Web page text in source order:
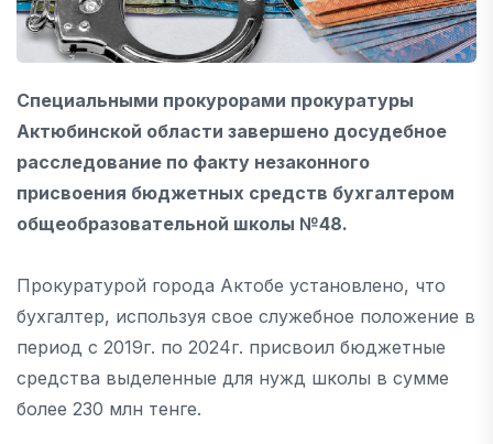
Специальными прокурорами прокуратуры
Актюбинской области завершено досудебное
расследование по факту незаконного
присвоения бюджетных средств бухгалтером
общеобразовательной школы №48.
Прокуратурой города Актобе установлено, что
бухгалтер, используя свое служебное положение в
период с 2019г. по 2024г. присвоил бюджетные
средства выделенные для нужд школы в сумме
более 230 млн тенге.